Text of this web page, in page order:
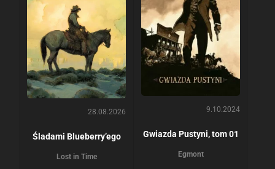
28.08.2026
Śladami Blueberry’ego
Lost in Time
9.10.2024
Gwiazda Pustyni, tom 01
Egmont